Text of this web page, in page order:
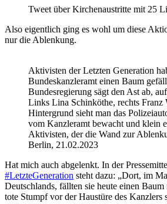
Tweet über Kirchenaustritte mit 25
Also eigentlich ging es wohl um diese
nur die Ablenkung.
Aktivisten der Letzten Generation
Bundeskanzleramt einen Baum
Bundesregierung sägt den Ast ab,
Links Lina Schinköthe, rechts Franz
Hintergrund sieht man das
vom Kanzleramt bewacht und klein
Aktivisten, der die Wand zur
Berlin, 21.02.2023
Hat mich auch abgelenkt. In der
#LetzteGeneration steht dazu: „Dort, im
Deutschlands, fällten sie heute einen
tote Stumpf vor der Haustüre des Kanzlers